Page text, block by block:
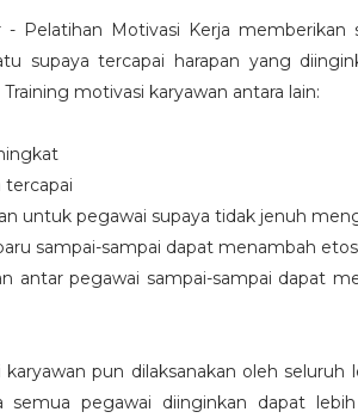
- Pelatihan Motivasi Kerja
supaya tercapai harapan yang
motivasi karyawan antara lain:
untuk pegawai supaya tidak jenuh
sampai-sampai dapat menambah
pegawai sampai-sampai dapat
karyawan pun dilaksanakan oleh
semua pegawai diinginkan dapat